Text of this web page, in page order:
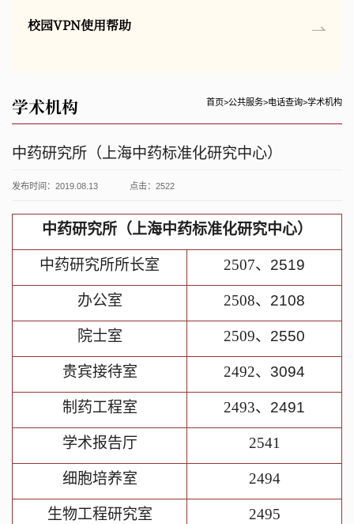
校园VPN使用帮助
学术机构 首页>公共服务>电话查询>学术机构
中药研究所（上海中药标准化研究中心）
发布时间：2019.08.13 点击： 2522
中药研究所（上海中药标准化研究中心）
中药研究所所长室 2507、 2519
办公室 2508、 2108
院士室 2509、 2550
贵宾接待室 2492、 3094
制药工程室 2493、 2491
学术报告厅 2541
细胞培养室 2494
生物工程研究室 2495